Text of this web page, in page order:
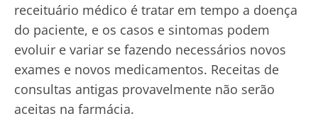
receituário médico é tratar em tempo a doença
do paciente, e os casos e sintomas podem
evoluir e variar se fazendo necessários novos
exames e novos medicamentos. Receitas de
consultas antigas provavelmente não serão
aceitas na farmácia.